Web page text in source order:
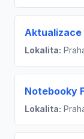
Lokalita:
Notebooky
Lokalita: